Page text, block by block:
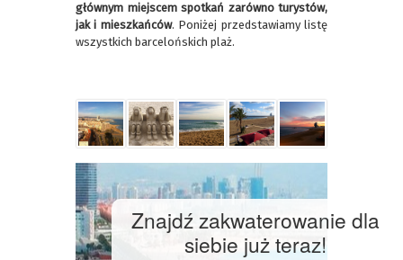
głównym miejscem spotkań zarówno turystów,
jak i mieszkańców. Poniżej przedstawiamy listę
wszystkich barcelońskich plaż.
Znajdź zakwaterowanie dla
siebie już teraz!